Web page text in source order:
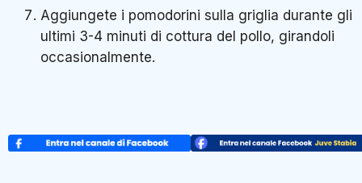
Aggiungete i pomodorini sulla griglia durante gli
ultimi 3-4 minuti di cottura del pollo, girandoli
occasionalmente.